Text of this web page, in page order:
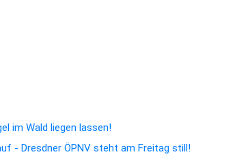
im Wald liegen lassen!
- Dresdner ÖPNV steht am Freitag still!